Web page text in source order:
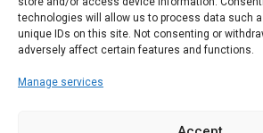
technologies will allow us to process data such
unique IDs on this site. Not consenting or
adversely affect certain features and functions.
Manage services